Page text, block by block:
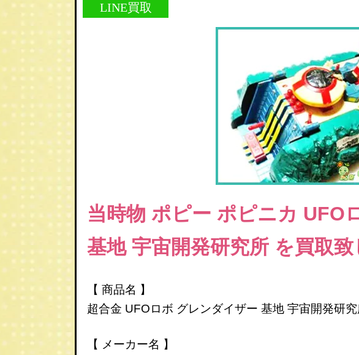
LINE買取
当時物 ポピー ポピニカ UFO
基地 宇宙開発研究所 を買取致
【 商品名 】
超合金 UFOロボ グレンダイザー 基地 宇宙開発研
【 メーカー名 】